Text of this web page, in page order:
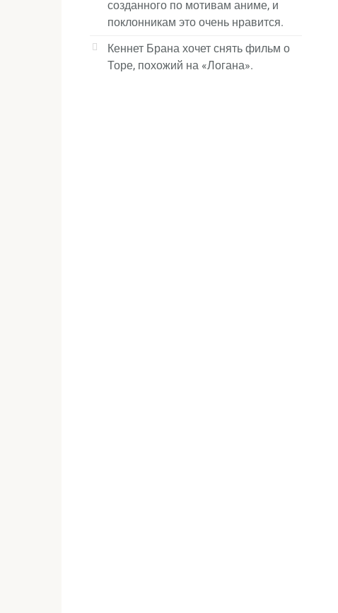
созданного по мотивам аниме, и
поклонникам это очень нравится.
Кеннет Брана хочет снять фильм о
Торе, похожий на «Логана».